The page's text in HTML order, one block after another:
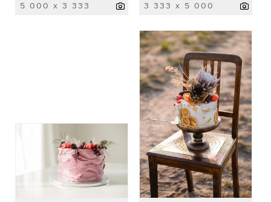
5 000 x 3 333 3 333 x 5 000